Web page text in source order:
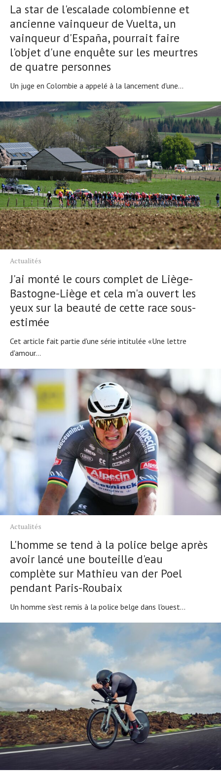
La star de l'escalade colombienne et
ancienne vainqueur de Vuelta, un
vainqueur d'España, pourrait faire
l'objet d'une enquête sur les meurtres
de quatre personnes
Un juge en Colombie a appelé à la lancement d'une...
Actualités
J'ai monté le cours complet de Liège-
Bastogne-Liège et cela m'a ouvert les
yeux sur la beauté de cette race sous-
estimée
Cet article fait partie d'une série intitulée «Une lettre
d'amour...
Actualités
L'homme se tend à la police belge après
avoir lancé une bouteille d'eau
complète sur Mathieu van der Poel
pendant Paris-Roubaix
Un homme s'est remis à la police belge dans l'ouest...